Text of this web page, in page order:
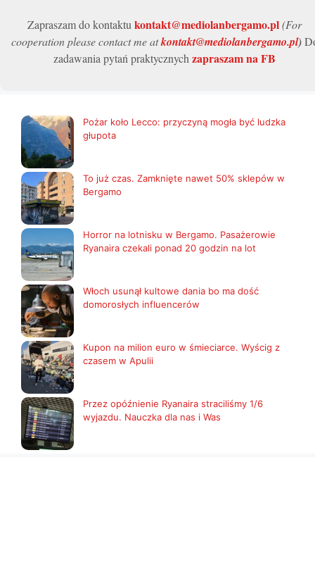
Zapraszam do kontaktukontakt@mediolanbergamo.pl(For
cooperation please contact me atkontakt@mediolanbergamo.pl)
zadawania pytań praktycznychzapraszam na FB
Pożar koło Lecco: przyczyną mogła być ludzka
głupota
To już czas. Zamknięte nawet 50% sklepów w
Bergamo
Horror na lotnisku w Bergamo. Pasażerowie
Ryanaira czekali ponad 20 godzin na lot
Włoch usunął kultowe dania bo ma dość
domorosłych influencerów
Kupon na milion euro w śmieciarce. Wyścig z
czasem w Apulii
Przez opóźnienie Ryanaira straciliśmy 1/6
wyjazdu. Nauczka dla nas i Was